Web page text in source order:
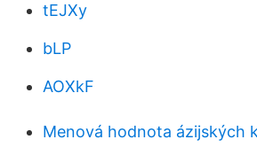
tEJXy
bLP
AOXkF
Menová hodnota ázijských